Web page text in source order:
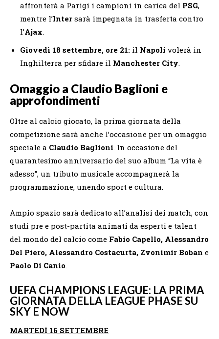
affronterà a Parigi i campioni in carica del PSG,
mentre l’Inter sarà impegnata in trasferta contro
l’Ajax.
Giovedì 18 settembre, ore 21: il Napoli volerà in
Inghilterra per sfidare il Manchester City.
Omaggio a Claudio Baglioni e
approfondimenti
Oltre al calcio giocato, la prima giornata della
competizione sarà anche l’occasione per un omaggio
speciale a Claudio Baglioni. In occasione del
quarantesimo anniversario del suo album “La vita è
adesso”, un tributo musicale accompagnerà la
programmazione, unendo sport e cultura.
Ampio spazio sarà dedicato all’analisi dei match, con
studi pre e post-partita animati da esperti e talent
del mondo del calcio come Fabio Capello, Alessandro
Del Piero, Alessandro Costacurta, Zvonimir Boban e
Paolo Di Canio.
UEFA CHAMPIONS LEAGUE: LA PRIMA
GIORNATA DELLA LEAGUE PHASE SU
SKY E NOW
MARTEDÌ 16 SETTEMBRE